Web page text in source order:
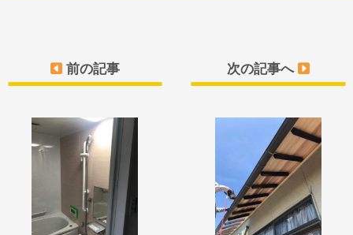
前の記事 次の記事へ